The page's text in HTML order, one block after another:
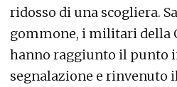
ridosso di una scogliera.
gommone, i militari della
hanno raggiunto il punto
segnalazione e rinvenuto